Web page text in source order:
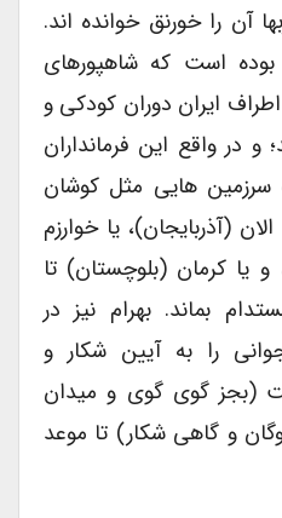
آن را خورنق خوانده اند.
است که شاهپورهای
ایران دوران کودکی و
در واقع این فرمانداران
هایی مثل کوشان
(آذربایجان)، یا خوارزم
یا کرمان (بلوچستان) تا
بماند. بهرام نیز در
را به آیین شکار و
(بجز گوی گوی و میدان
و گاهی شکار) تا موعد